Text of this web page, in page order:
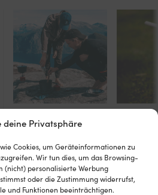
deine Privatsphäre
Cookies, um Geräteinformationen zu
Wir tun dies, um das Browsing-
(nicht) personalisierte Werbung
oder die Zustimmung widerrufst,
und Funktionen beeinträchtigen.